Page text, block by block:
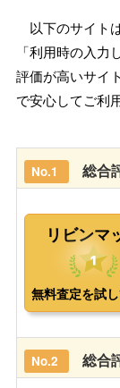
以下のサイト
「利用時の入
評価が高いサイ
で安心してご利